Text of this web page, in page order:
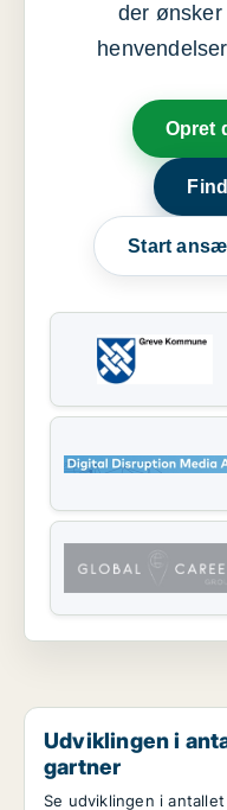
der
Opret
Start
Udviklingen i
gartner
Se udviklingen i